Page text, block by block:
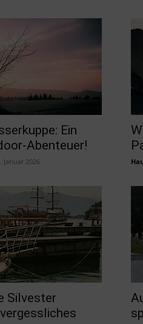
Ein
Abenteuer!
Januar 2026
Silvester